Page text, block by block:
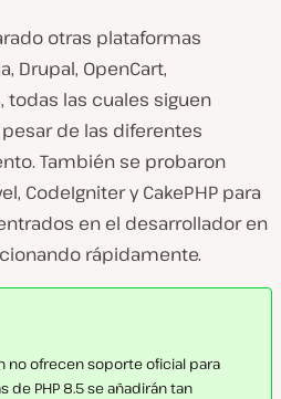
otras plataformas
Drupal, OpenCart,
todas las cuales siguen
de las diferentes
También se probaron
CodeIgniter y CakePHP para
en el desarrollador en
rápidamente.
no ofrecen soporte oficial para
de PHP 8.5 se añadirán tan